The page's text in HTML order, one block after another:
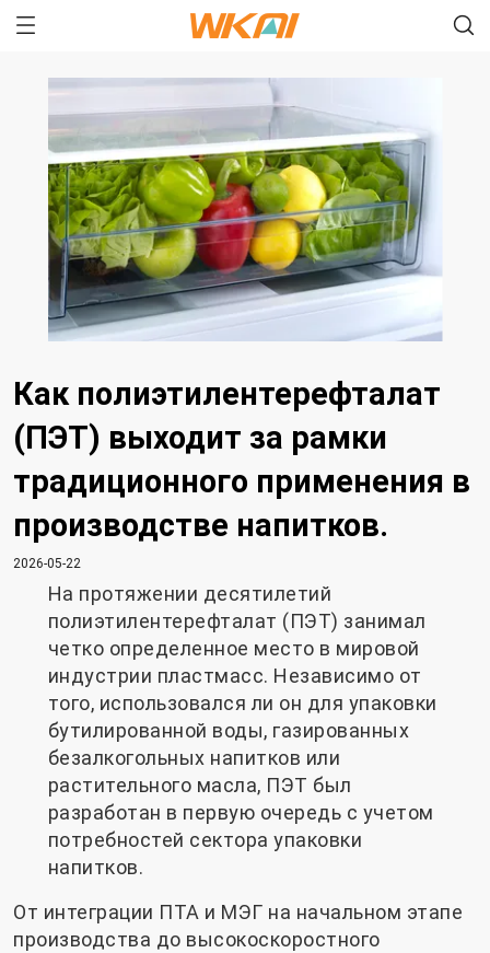
Как полиэтилентерефталат
(ПЭТ) выходит за рамки
традиционного применения в
производстве напитков.
2026-05-22
На протяжении десятилетий
полиэтилентерефталат (ПЭТ) занимал
четко определенное место в мировой
индустрии пластмасс. Независимо от
того, использовался ли он для упаковки
бутилированной воды, газированных
безалкогольных напитков или
растительного масла, ПЭТ был
разработан в первую очередь с учетом
потребностей сектора упаковки
напитков.
От интеграции ПТА и МЭГ на начальном этапе
производства до высокоскоростного